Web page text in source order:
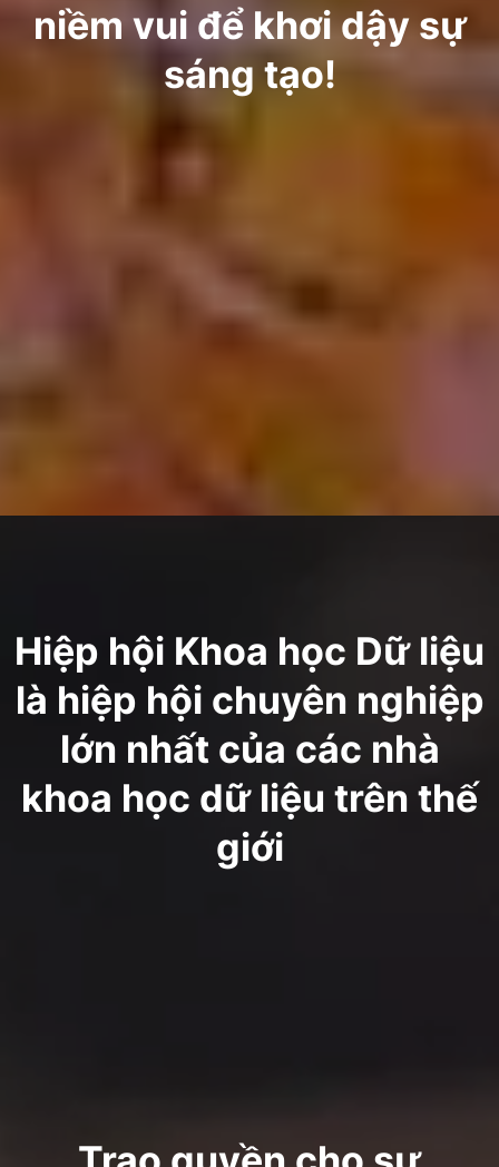
niềm vui để khơi dậy sự
sáng tạo!
Hiệp hội Khoa học Dữ liệu
là hiệp hội chuyên nghiệp
lớn nhất của các nhà
khoa học dữ liệu trên thế
giới